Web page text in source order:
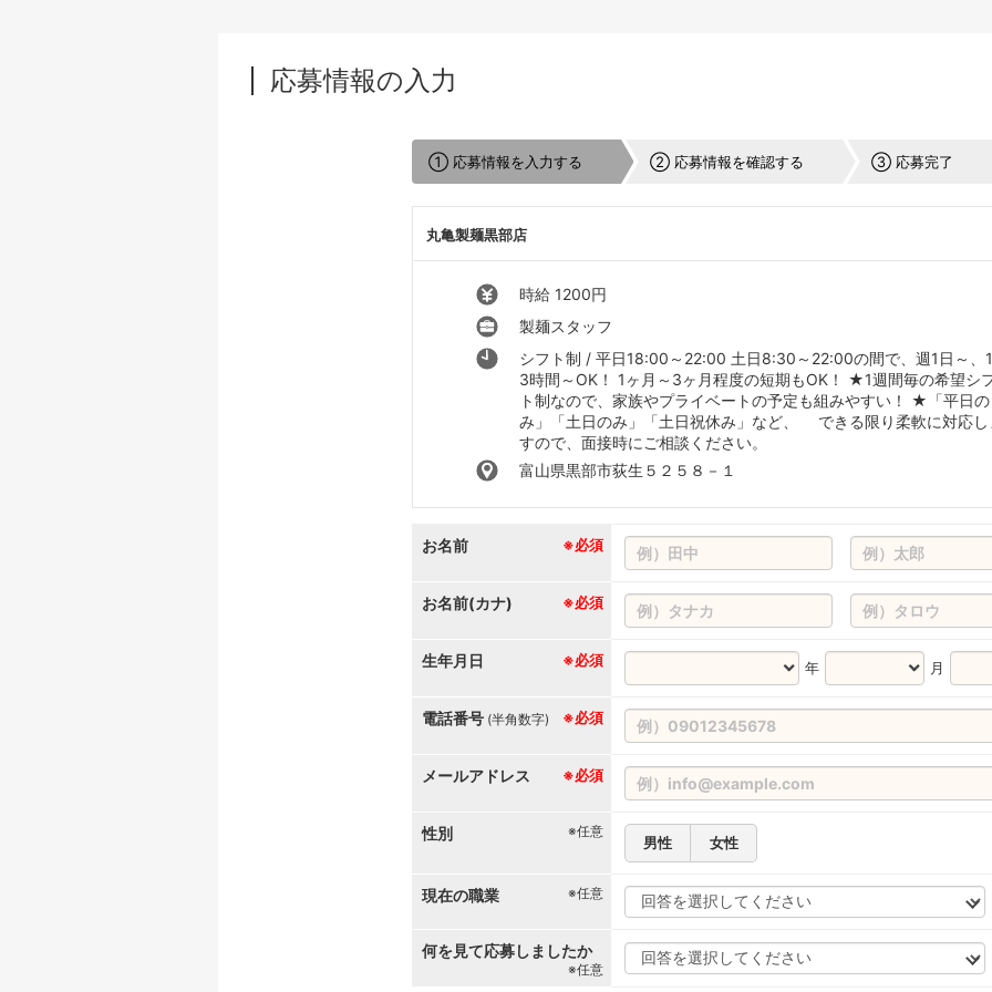
応募情報の入力
① 応募情報を入力する ② 応募情報を確認する ③ 応募完了
丸亀製麺黒部店
時給 1200円
製麺スタッフ
シフト制 / 平日18:00～22:00 土日8:30～22:00の間で、週1日～、
3時間～OK！ 1ヶ月～3ヶ月程度の短期もOK！ ★1週間毎の希望シ
ト制なので、家族やプライベートの予定も組みやすい！ ★「平日の
み」「土日のみ」「土日祝休み」など、 できる限り柔軟に対応し
すので、面接時にご相談ください。
富山県黒部市荻生５２５８－１
お名前 ※必須
お名前(カナ) ※必須
生年月日 ※必須 年 月
電話番号 ※必須
(半角数字)
メールアドレス ※必須
性別 ※任意
男性 女性
現在の職業 ※任意
何を見て応募しましたか
※任意